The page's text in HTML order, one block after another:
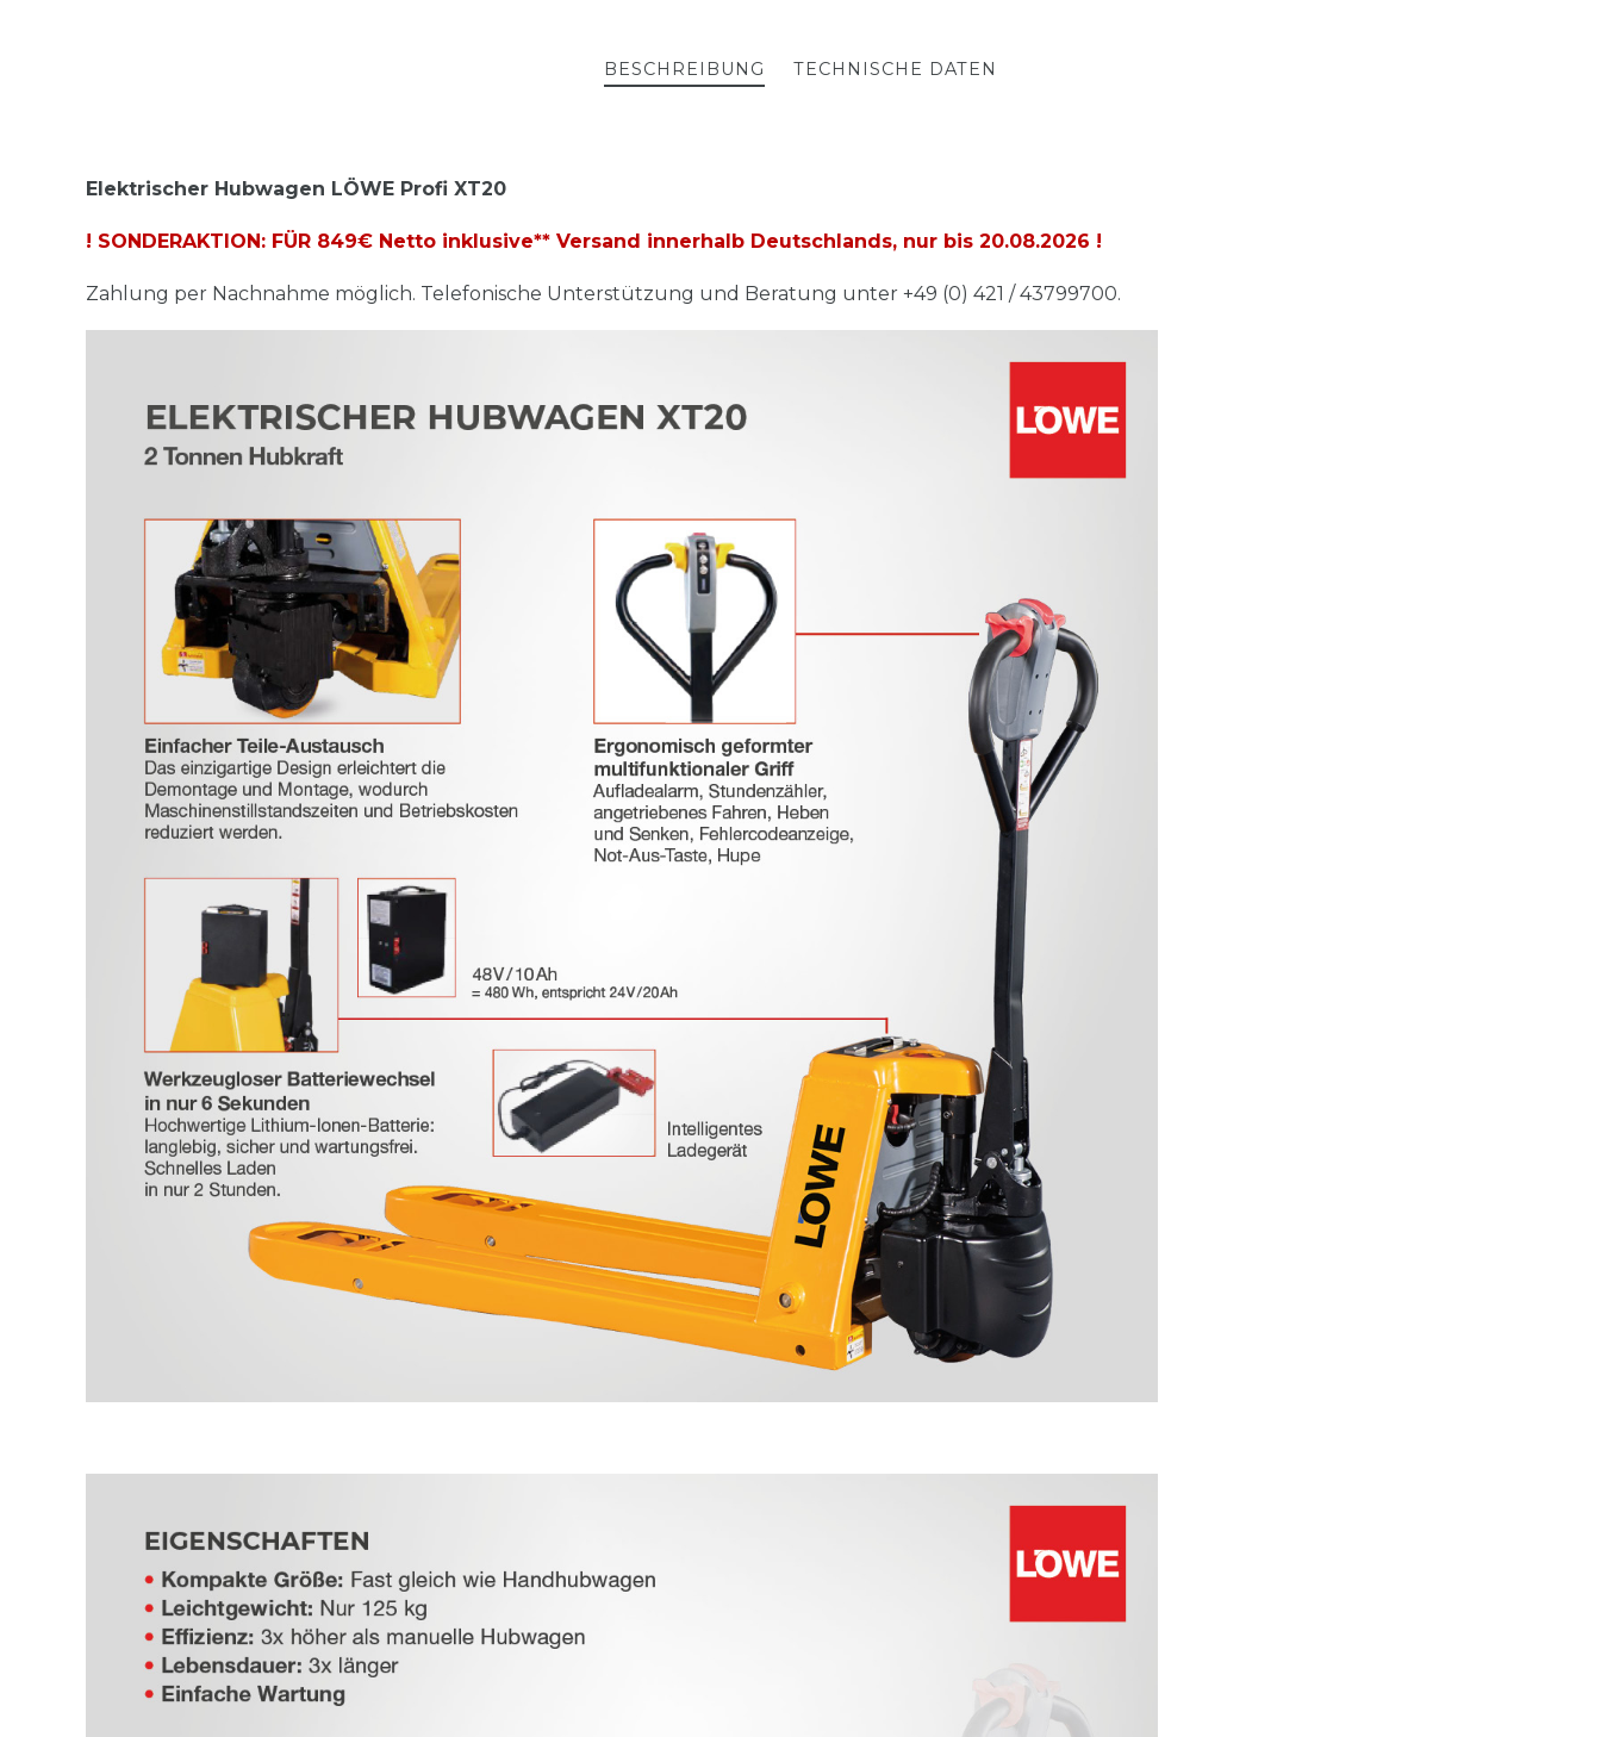
BESCHREIBUNG TECHNISCHE DATEN
Elektrischer Hubwagen LÖWE Profi XT20
! SONDERAKTION: FÜR 849€ Netto inklusive** Versand innerhalb Deutschlands, nur bis 20.08.2026 !
Zahlung per Nachnahme möglich. Telefonische Unterstützung und Beratung unter +49 (0) 421 / 43799700.